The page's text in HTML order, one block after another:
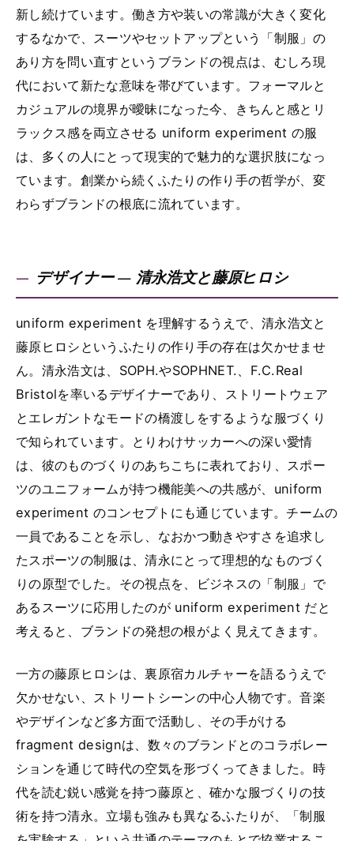
新し続けています。働き方や装いの常識が大きく変化
するなかで、スーツやセットアップという「制服」の
あり方を問い直すというブランドの視点は、むしろ現
代において新たな意味を帯びています。フォーマルと
カジュアルの境界が曖昧になった今、きちんと感とリ
ラックス感を両立させる uniform experiment の服
は、多くの人にとって現実的で魅力的な選択肢になっ
ています。創業から続くふたりの作り手の哲学が、変
わらずブランドの根底に流れています。
デザイナー — 清永浩文と藤原ヒロシ
uniform experiment を理解するうえで、清永浩文と
藤原ヒロシというふたりの作り手の存在は欠かせませ
ん。清永浩文は、SOPH.やSOPHNET.、F.C.Real
Bristolを率いるデザイナーであり、ストリートウェア
とエレガントなモードの橋渡しをするような服づくり
で知られています。とりわけサッカーへの深い愛情
は、彼のものづくりのあちこちに表れており、スポー
ツのユニフォームが持つ機能美への共感が、uniform
experiment のコンセプトにも通じています。チームの
一員であることを示し、なおかつ動きやすさを追求し
たスポーツの制服は、清永にとって理想的なものづく
りの原型でした。その視点を、ビジネスの「制服」で
あるスーツに応用したのが uniform experiment だと
考えると、ブランドの発想の根がよく見えてきます。
一方の藤原ヒロシは、裏原宿カルチャーを語るうえで
欠かせない、ストリートシーンの中心人物です。音楽
やデザインなど多方面で活動し、その手がける
fragment designは、数々のブランドとのコラボレー
ションを通じて時代の空気を形づくってきました。時
代を読む鋭い感覚を持つ藤原と、確かな服づくりの技
術を持つ清永。立場も強みも異なるふたりが、「制服